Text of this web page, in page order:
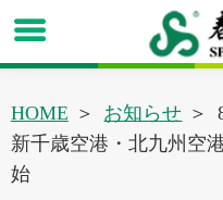
HOME お知らせ
新千歳空港・北九州空
始